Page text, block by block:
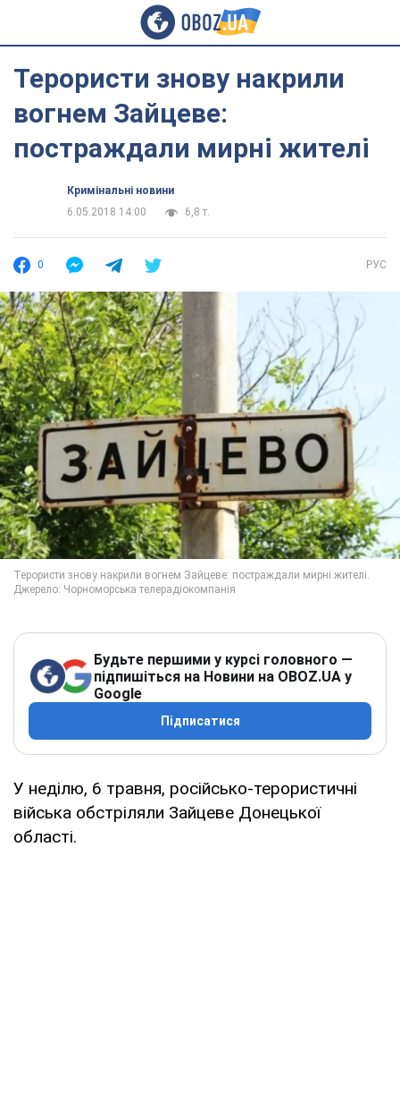
Терористи знову накрили
вогнем Зайцеве:
постраждали мирні жителі
Кримінальні новини
6.05.2018 14:00
6,8 т.
0 РУС
Будьте першими у курсі головного —
підпишіться на Новини на OBOZ.UA у
Google
Підписатися
У неділю, 6 травня, російсько-терористичні
війська обстріляли Зайцеве Донецької
області.